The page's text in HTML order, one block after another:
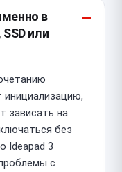
в
или
инициализацию,
зависать на
без
Ideapad 3
с